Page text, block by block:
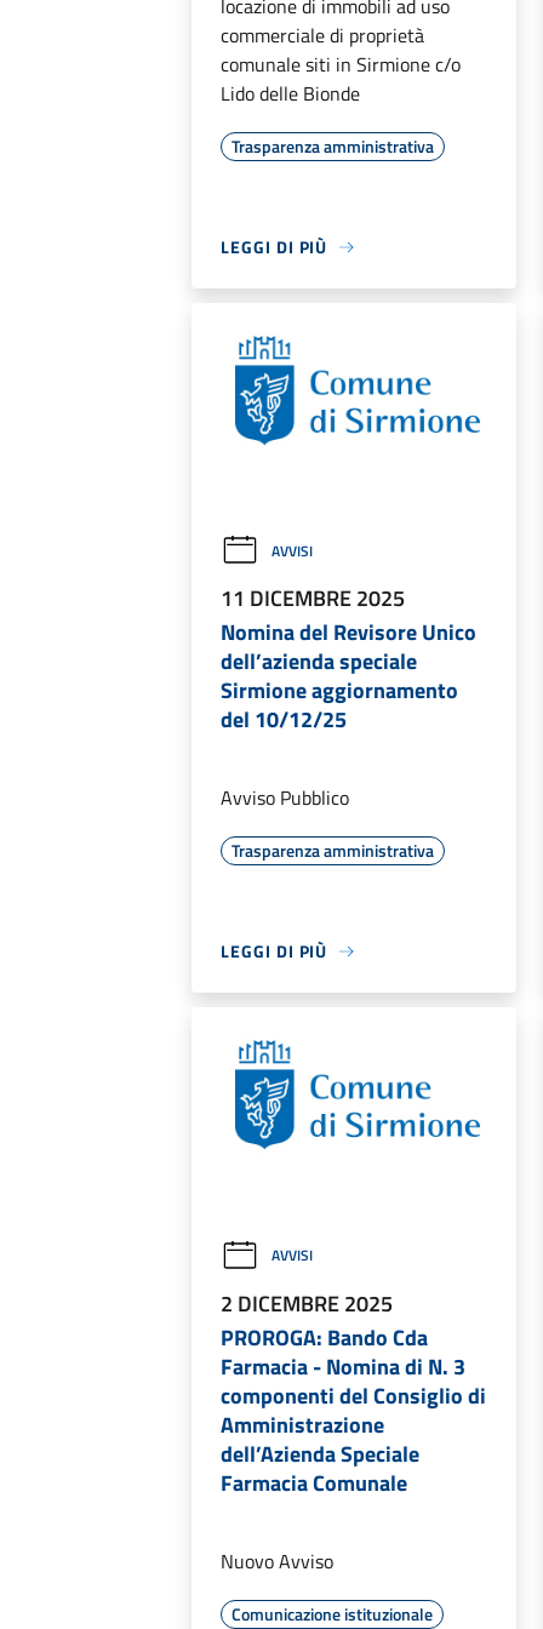
locazione di immobili ad uso
commerciale di proprietà
comunale siti in Sirmione c/o
Lido delle Bionde
Trasparenza amministrativa
LEGGI DI PIÙ
AVVISI
11 DICEMBRE 2025
Nomina del Revisore Unico
dell’azienda speciale
Sirmione aggiornamento
del 10/12/25
Avviso Pubblico
Trasparenza amministrativa
LEGGI DI PIÙ
AVVISI
2 DICEMBRE 2025
PROROGA: Bando Cda
Farmacia - Nomina di N. 3
componenti del Consiglio di
Amministrazione
dell’Azienda Speciale
Farmacia Comunale
Nuovo Avviso
Comunicazione istituzionale